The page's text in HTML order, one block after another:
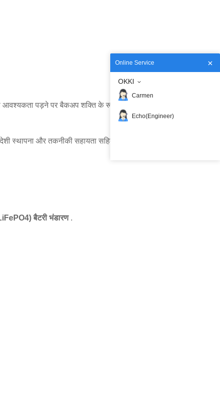
आवश्यकता पड़ने पर बैकअप शक्ति के रूप में
स्थापना और तकनीकी सहायता सहित एक
बैटरी भंडारण .
Online Service
OKKI
Carmen
Echo(Engineer)